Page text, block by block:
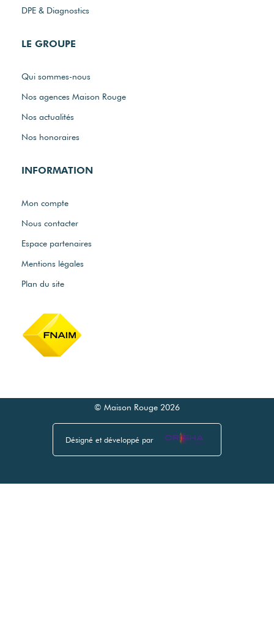
DPE & Diagnostics
LE GROUPE
Qui sommes-nous
Nos agences Maison Rouge
Nos actualités
Nos honoraires
INFORMATION
Mon compte
Nous contacter
Espace partenaires
Mentions légales
Plan du site
© Maison Rouge 2026
Désigné et développé par